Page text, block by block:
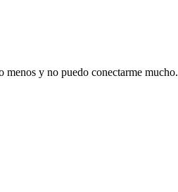
menos y no puedo conectarme mucho.